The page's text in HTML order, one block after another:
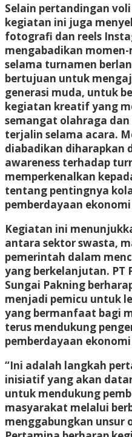
Selain pertandingan
kegiatan ini juga
fotografi dan reels
mengabadikan
selama turnamen
bertujuan untuk
generasi muda, untuk
kegiatan kreatif yang
semangat olahraga
terjalin selama acara.
diabadikan diharapkan
awareness terhadap
memperkenalkan
tentang pentingnya
pemberdayaan
Kegiatan ini
antara sektor swasta,
pemerintah dalam
yang berkelanjutan. PT
Sungai Pakning
menjadi pemicu untuk
yang bermanfaat bagi
terus mendukung
pemberdayaan
“Ini adalah langkah
inisiatif yang akan
untuk mendukung
masyarakat melalui
menggabungkan unsur